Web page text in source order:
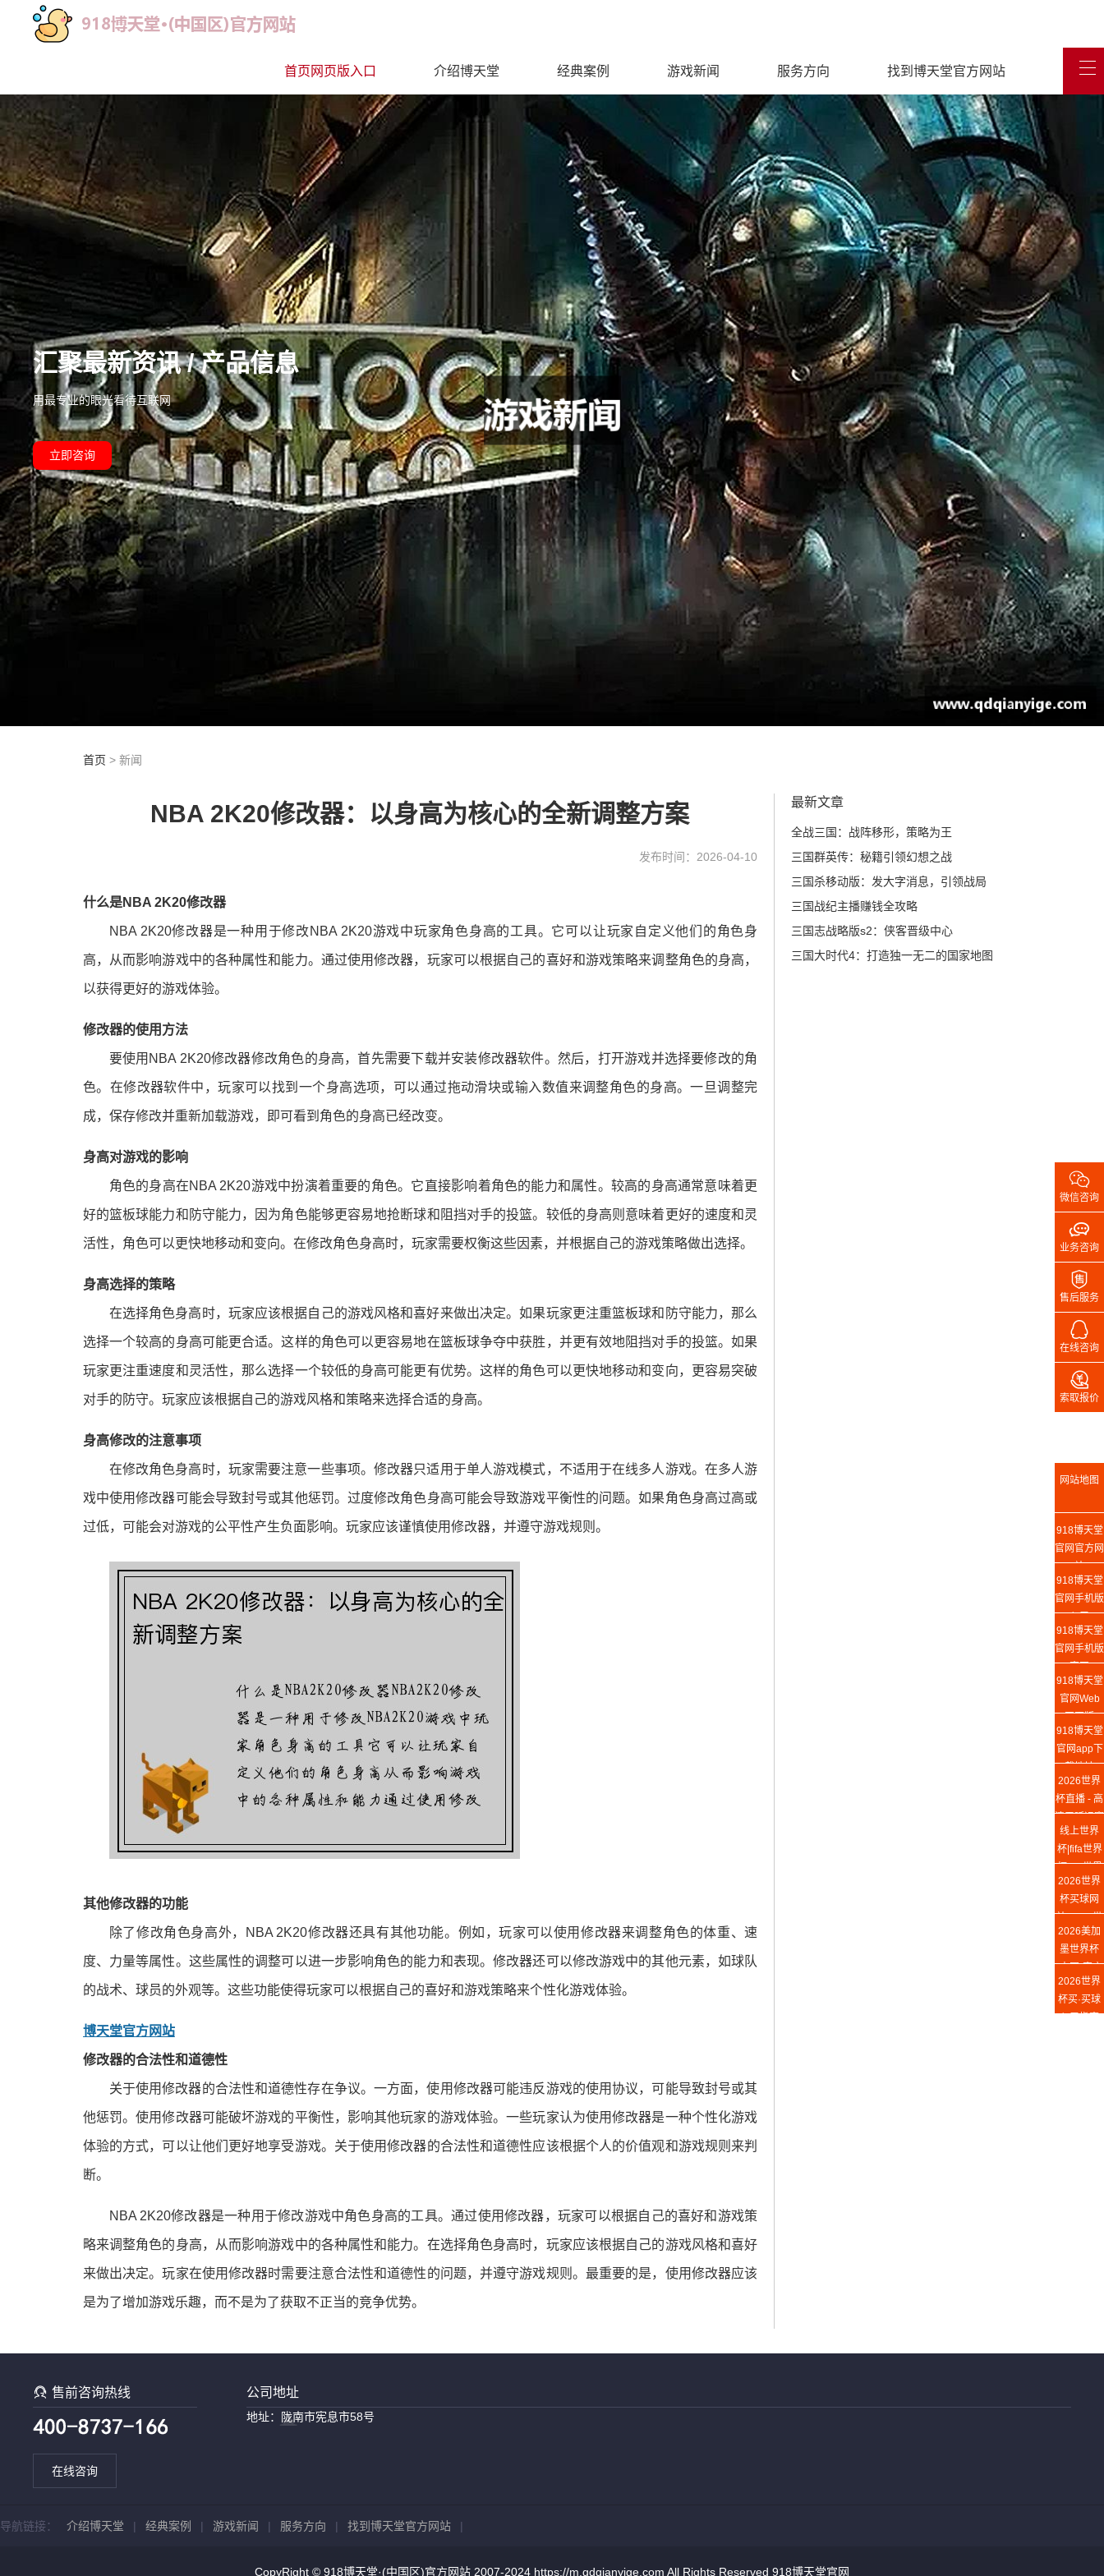
首页网页版入口 介绍博天堂 经典案例 游戏新闻 服务方向 找到博天堂官方网站
汇聚最新资讯 / 产品信息
用最专业的眼光看待互联网
立即咨询
首页 > 新闻
NBA 2K20修改器：以身高为核心的全新调整方案
发布时间：2026-04-10
什么是NBA 2K20修改器
NBA 2K20修改器是一种用于修改NBA 2K20游戏中玩家角色身高的工具。它可以让玩家自定义他们的角色身
高，从而影响游戏中的各种属性和能力。通过使用修改器，玩家可以根据自己的喜好和游戏策略来调整角色的身高，
以获得更好的游戏体验。
修改器的使用方法
要使用NBA 2K20修改器修改角色的身高，首先需要下载并安装修改器软件。然后，打开游戏并选择要修改的角
色。在修改器软件中，玩家可以找到一个身高选项，可以通过拖动滑块或输入数值来调整角色的身高。一旦调整完
成，保存修改并重新加载游戏，即可看到角色的身高已经改变。
身高对游戏的影响
角色的身高在NBA 2K20游戏中扮演着重要的角色。它直接影响着角色的能力和属性。较高的身高通常意味着更
好的篮板球能力和防守能力，因为角色能够更容易地抢断球和阻挡对手的投篮。较低的身高则意味着更好的速度和灵
活性，角色可以更快地移动和变向。在修改角色身高时，玩家需要权衡这些因素，并根据自己的游戏策略做出选择。
身高选择的策略
在选择角色身高时，玩家应该根据自己的游戏风格和喜好来做出决定。如果玩家更注重篮板球和防守能力，那么
选择一个较高的身高可能更合适。这样的角色可以更容易地在篮板球争夺中获胜，并更有效地阻挡对手的投篮。如果
玩家更注重速度和灵活性，那么选择一个较低的身高可能更有优势。这样的角色可以更快地移动和变向，更容易突破
对手的防守。玩家应该根据自己的游戏风格和策略来选择合适的身高。
身高修改的注意事项
在修改角色身高时，玩家需要注意一些事项。修改器只适用于单人游戏模式，不适用于在线多人游戏。在多人游
戏中使用修改器可能会导致封号或其他惩罚。过度修改角色身高可能会导致游戏平衡性的问题。如果角色身高过高或
过低，可能会对游戏的公平性产生负面影响。玩家应该谨慎使用修改器，并遵守游戏规则。
其他修改器的功能
除了修改角色身高外，NBA 2K20修改器还具有其他功能。例如，玩家可以使用修改器来调整角色的体重、速
度、力量等属性。这些属性的调整可以进一步影响角色的能力和表现。修改器还可以修改游戏中的其他元素，如球队
的战术、球员的外观等。这些功能使得玩家可以根据自己的喜好和游戏策略来个性化游戏体验。
博天堂官方网站
修改器的合法性和道德性
关于使用修改器的合法性和道德性存在争议。一方面，使用修改器可能违反游戏的使用协议，可能导致封号或其
他惩罚。使用修改器可能破坏游戏的平衡性，影响其他玩家的游戏体验。一些玩家认为使用修改器是一种个性化游戏
体验的方式，可以让他们更好地享受游戏。关于使用修改器的合法性和道德性应该根据个人的价值观和游戏规则来判
断。
NBA 2K20修改器是一种用于修改游戏中角色身高的工具。通过使用修改器，玩家可以根据自己的喜好和游戏策
略来调整角色的身高，从而影响游戏中的各种属性和能力。在选择角色身高时，玩家应该根据自己的游戏风格和喜好
来做出决定。玩家在使用修改器时需要注意合法性和道德性的问题，并遵守游戏规则。最重要的是，使用修改器应该
是为了增加游戏乐趣，而不是为了获取不正当的竞争优势。
最新文章
全战三国：战阵移形，策略为王
三国群英传：秘籍引领幻想之战
三国杀移动版：发大字消息，引领战局
三国战纪主播赚钱全攻略
三国志战略版s2：侠客晋级中心
三国大时代4：打造独一无二的国家地图
售前咨询热线
在线咨询
公司地址
地址：陇南市宪息市58号
导航链接： 介绍博天堂 | 经典案例 | 游戏新闻 | 服务方向 | 找到博天堂官方网站 |
CopyRight © 918博天堂·(中国区)官方网站 2007-2024 https://m.qdqianyige.com All Rights Reserved 918博天堂官网

微信咨询

业务咨询

售后服务

在线咨询

索取报价
网站地图
918博天堂
官网官方网
站
918博天堂
官网手机版
入口
918博天堂
官网手机版
官网
918博天堂
官网Web
网页版
918博天堂
官网app下
载地址
2026世界
杯直播 - 高
清无延迟赛
事在线观看
- World
线上世界
杯|fifa世界
杯|fifa世界
杯官网中文
版
2026世界
杯买球网
站-2026世
界杯买球预
测
2026美加
墨世界杯
(中国)官方
网站 - The
23rd FIFA
2026世界
杯买·买球